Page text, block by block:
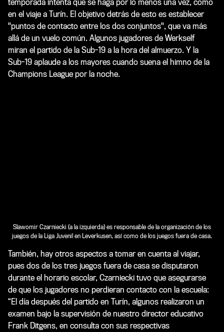
temporada intenta que se haga por lo menos una vez, como
en el viaje a Turín. El objetivo detrás de esto es establecer
"puntos de contacto entre los dos conjuntos", que va más
allá de un vuelo común. Algunos jugadores de Werkself
miran el partido de la Sub-19 a la hora del almuerzo. Y la
Sub-19 aplaude a los mayores cuando suena el himno de la
Champions League por la noche.
Slawomir Czarniecki (a la izquierda) es responsable de la organización de los
juegos de la Liga Juvenil en Leverkusen, así como de los juegos fuera de casa.
También, hay otros aspectos a tomar en cuenta al viajar,
pues dos de los tres juegos fuera de casa se disputaron
durante el horario escolar, Czarniecki tuvo que asegurarse
de que los jugadores no perdieran contacto con la escuela:
“El día después del partido en Turín, algunos realizaron un
examen bajo la supervisión de nuestro director educativo
Frank Ditgens, en consulta con sus respectivas